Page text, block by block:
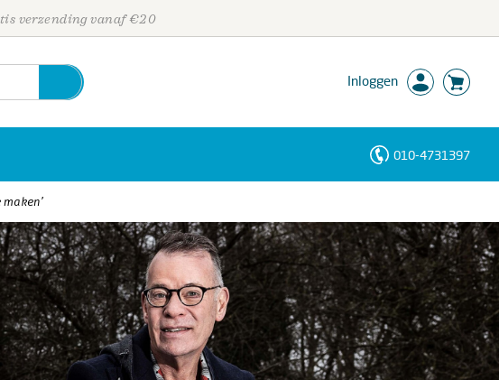
verzending vanaf €20
Inloggen
010-4731397
Personen
Trefwoorden